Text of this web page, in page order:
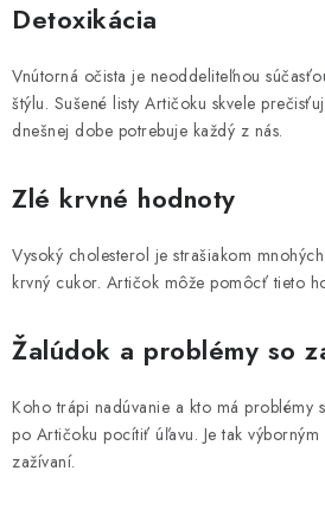
y
ý
p
i
u
Detoxikácia
Vnútorná očista je neoddeliteľnou
štýlu. Sušené listy Artičoku skvele
dnešnej dobe potrebuje každý z nás.
Zlé krvné hodnoty
Vysoký cholesterol je strašiakom
krvný cukor. Artičok môže pomôcť tieto
Žalúdok a problémy so
Koho trápi nadúvanie a kto má problémy
po Artičoku pocítiť úľavu. Je tak
zažívaní.